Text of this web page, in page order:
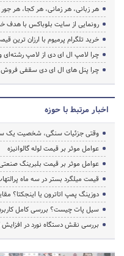
هر زبانی، هر زمانی، هر کجا، هر جور
رونمایی از سایت بلوباکس با هدف
خرید تلگرام پرمیوم با ارزان ترین
چرا لامپ ال ای دی از لامپ
چرا پنل های ال ای دی سقفی فروش
اخبار مرتبط با حوزه
وقتی جزئیات سنگی، شخصیت یک
عوامل موثر بر قیمت لوله گالوانیزه
عوامل موثر بر قیمت بلبرینگ
قیمت میلگرد بستر در سه ماه
دوزینگ پمپ اتاترون یا اینجکتا؟
سیل پات چیست؟ بررسی کامل
بررسی نقش دستگاه نورد در افزایش